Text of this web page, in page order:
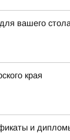
вашего стола
края
и